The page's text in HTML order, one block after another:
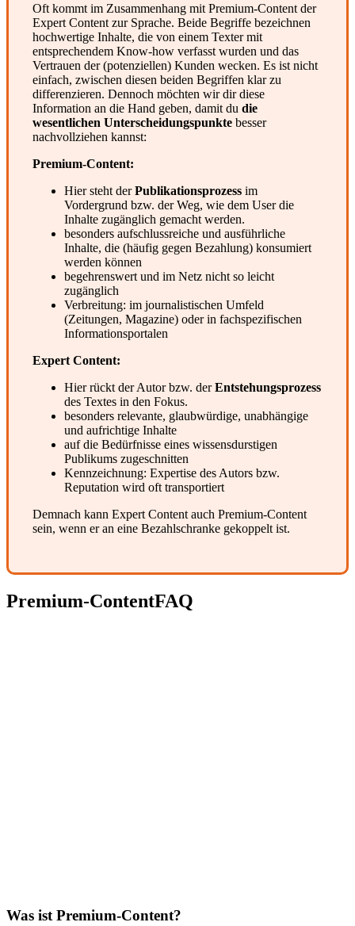
Oft kommt im Zusammenhang mit Premium-Content der
Expert Content zur Sprache. Beide Begriffe bezeichnen
hochwertige Inhalte, die von einem Texter mit
entsprechendem Know-how verfasst wurden und das
Vertrauen der (potenziellen) Kunden wecken. Es ist nicht
einfach, zwischen diesen beiden Begriffen klar zu
differenzieren. Dennoch möchten wir dir diese
Information an die Hand geben, damit du die
wesentlichen Unterscheidungspunkte besser
nachvollziehen kannst:
Premium-Content:
Hier steht derPublikationsprozess im
Vordergrund bzw. der Weg, wie dem User die
Inhalte zugänglich gemacht werden.
besonders aufschlussreiche und ausführliche
Inhalte, die (häufig gegen Bezahlung) konsumiert
werden können
begehrenswert und im Netz nicht so leicht
zugänglich
Verbreitung: im journalistischen Umfeld
(Zeitungen, Magazine) oder in fachspezifischen
Informationsportalen
Expert Content:
Hier rückt der Autor bzw. derEntstehungsprozess
des Textes in den Fokus.
besonders relevante, glaubwürdige, unabhängige
und aufrichtige Inhalte
auf die Bedürfnisse eines wissensdurstigen
Publikums zugeschnitten
Kennzeichnung: Expertise des Autors bzw.
Reputation wird oft transportiert
Demnach kann Expert Content auch Premium-Content
sein, wenn er an eine Bezahlschranke gekoppelt ist.
Premium-ContentFAQ
Was ist Premium-Content?